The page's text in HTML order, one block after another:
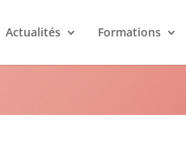
Actualités Formations
parle-t-on au